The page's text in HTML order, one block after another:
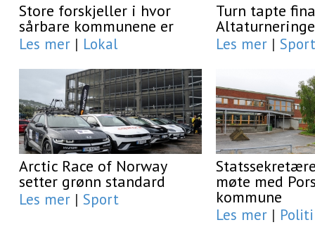
Store forskjeller i hvor
sårbare kommunene er
Les mer | Lokal
Turn tapte
Les mer | Sport
Arctic Race of Norway
setter grønn standard
Les mer | Sport
møte med
kommune
Les mer |